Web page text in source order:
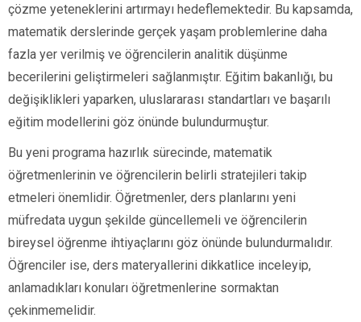
çözme yeteneklerini artırmayı hedeflemektedir. Bu kapsamda,
matematik derslerinde gerçek yaşam problemlerine daha
fazla yer verilmiş ve öğrencilerin analitik düşünme
becerilerini geliştirmeleri sağlanmıştır. Eğitim bakanlığı, bu
değişiklikleri yaparken, uluslararası standartları ve başarılı
eğitim modellerini göz önünde bulundurmuştur.
Bu yeni programa hazırlık sürecinde, matematik
öğretmenlerinin ve öğrencilerin belirli stratejileri takip
etmeleri önemlidir. Öğretmenler, ders planlarını yeni
müfredata uygun şekilde güncellemeli ve öğrencilerin
bireysel öğrenme ihtiyaçlarını göz önünde bulundurmalıdır.
Öğrenciler ise, ders materyallerini dikkatlice inceleyip,
anlamadıkları konuları öğretmenlerine sormaktan
çekinmemelidir.